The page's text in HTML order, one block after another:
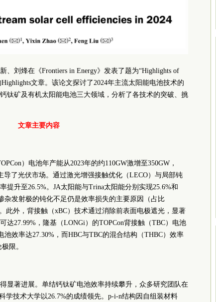
、刘烽在《Frontiers in Energy》发表了题为“Highlights of
Highlights文章。该论文探讨了2024年主流太阳能电池技术的
钛矿及有机太阳能电池三大领域，分析了各技术的突破、挑
文章主要内容
）电池年产能从2023年的约110GW激增至350GW，
导了光伏市场。通过激光增强接触优化（LECO）与局部钝
提升至26.5%。JA太阳能与Trina太阳能分别实现25.6%和
杂发射极的钝化不足仍是效率损失的主要原因（占比
此外，背接触（xBC）技术通过消除前表面电极遮光，显著
达27.99%，隆基（LONGi）的TOPCon背接触（TBC）电池
效率达27.30%，而HBC与TBC的混合结构（THBC）效率
限。
显著进展。单结钙钛矿电池效率持续攀升，众多研究团队在
学技术大学以26.7%的成绩领先。p-i-n结构因自组装材料